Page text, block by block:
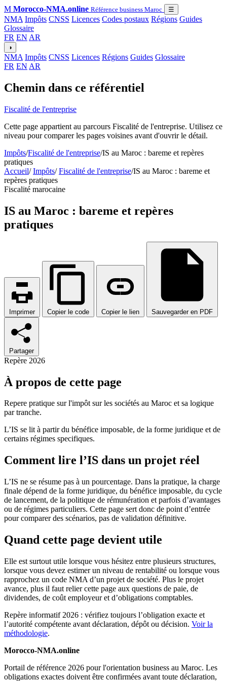
M Morocco-NMA.online Référence business Maroc ☰
NMA Impôts CNSS Licences Codes postaux Régions Guides
Glossaire
FR EN AR
◑
NMA Impôts CNSS Licences Régions Guides Glossaire
FR EN AR
Chemin dans ce référentiel
Fiscalité de l'entreprise
Cette page appartient au parcours Fiscalité de l'entreprise. Utilisez ce
niveau pour comparer les pages voisines avant d'ouvrir le détail.
Impôts/Fiscalité de l'entreprise/IS au Maroc : bareme et repères
pratiques
Accueil/ Impôts/ Fiscalité de l'entreprise/IS au Maroc : bareme et
repères pratiques
Fiscalité marocaine
IS au Maroc : bareme et repères
pratiques
Imprimer Copier le code Copier le lien Sauvegarder en PDF
Partager
Repère 2026
À propos de cette page
Repere pratique sur l'impôt sur les sociétés au Maroc et sa logique
par tranche.
L’IS se lit à partir du bénéfice imposable, de la forme juridique et de
certains régimes specifiques.
Comment lire l’IS dans un projet réel
L’IS ne se résume pas à un pourcentage. Dans la pratique, la charge
finale dépend de la forme juridique, du bénéfice imposable, du cycle
de lancement, de la politique de rémunération et parfois d’avantages
ou de régimes particuliers. Cette page sert donc de point d’entrée
pour comparer des scénarios, pas de validation définitive.
Quand cette page devient utile
Elle est surtout utile lorsque vous hésitez entre plusieurs structures,
lorsque vous devez estimer un niveau de rentabilité ou lorsque vous
rapprochez un code NMA d’un projet de société. Plus le projet
avance, plus il faut relier cette page aux questions de paie, de
dividendes, de coût employeur et d’obligations comptables.
Repère informatif 2026 : vérifiez toujours l’obligation exacte et
l’autorité compétente avant déclaration, dépôt ou décision. Voir la
méthodologie.
Morocco-NMA.online
Portail de référence 2026 pour l'orientation business au Maroc. Les
obligations exactes doivent être confirmées avant toute déclaration,